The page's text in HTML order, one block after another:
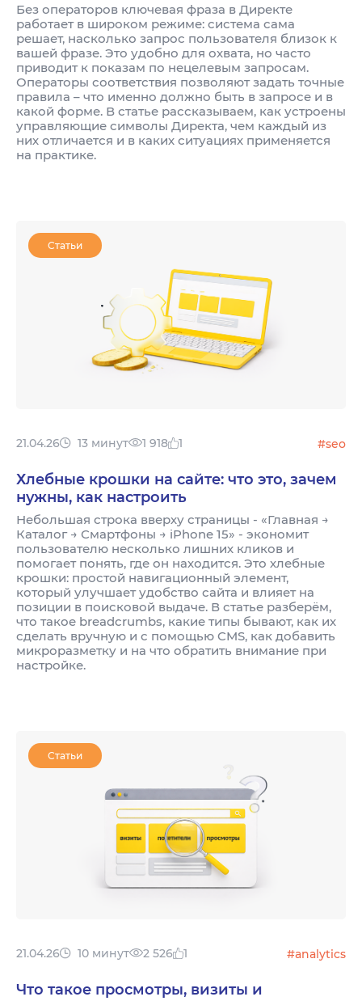
Без операторов ключевая фраза в Директе
работает в широком режиме: система сама
решает, насколько запрос пользователя близок к
вашей фразе. Это удобно для охвата, но часто
приводит к показам по нецелевым запросам.
Операторы соответствия позволяют задать точные
правила – что именно должно быть в запросе и в
какой форме. В статье рассказываем, как устроены
управляющие символы Директа, чем каждый из
них отличается и в каких ситуациях применяется
на практике.
Статьи
21.04.26 13 минут 1 918 1 #seo
Хлебные крошки на сайте: что это, зачем
нужны, как настроить
Небольшая строка вверху страницы - «Главная →
Каталог → Смартфоны → iPhone 15» - экономит
пользователю несколько лишних кликов и
помогает понять, где он находится. Это хлебные
крошки: простой навигационный элемент,
который улучшает удобство сайта и влияет на
позиции в поисковой выдаче. В статье разберём,
что такое breadcrumbs, какие типы бывают, как их
сделать вручную и с помощью CMS, как добавить
микроразметку и на что обратить внимание при
настройке.
Статьи
21.04.26 10 минут 2 526 1 #analytics
Что такое просмотры, визиты и